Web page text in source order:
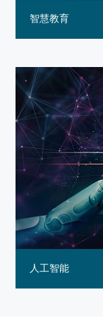
智慧教育
人工智能